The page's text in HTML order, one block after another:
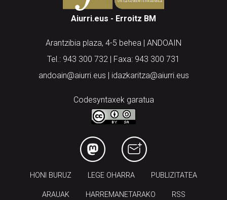
Aiurri.eus - Erroitz BM
Arantzibia plaza, 4-5 behea | ANDOAIN
Tel.: 943 300 732 | Faxa: 943 300 731
andoain@aiurri.eus | idazkaritza@aiurri.eus
Codesyntaxek garatua
HONI BURUZ LEGE OHARRA PUBLIZITATEA
ARAUAK HARREMANETARAKO RSS